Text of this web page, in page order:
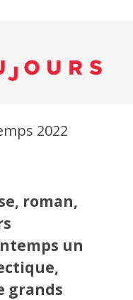
au contenu
2022
roman,
un
grands